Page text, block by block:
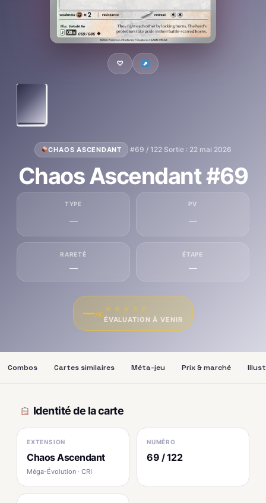
♡
CHAOS ASCENDANT ·#69 / 122·Sortie : 22 mai 2026
Chaos Ascendant #69
TYPE
—
PV
—
RARETÉ
—
ÉTAPE
—
—/10
★ ★ ★ ★ ★
ÉVALUATION À VENIR
Combos Cartes similaires Méta-jeu Prix & marché
Identité de la carte
EXTENSION
Chaos Ascendant
Méga-Évolution · CRI
NUMÉRO
69 / 122